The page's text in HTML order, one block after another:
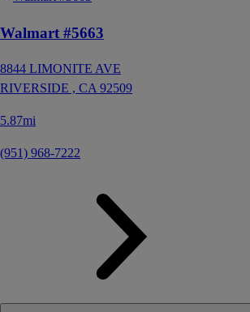
Walmart #5663
8844 LIMONITE AVE
RIVERSIDE , CA 92509
5.87mi
(951) 968-7222